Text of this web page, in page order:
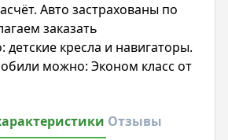
Авто застрахованы по
заказать
детские кресла и навигаторы.
можно: Эконом класс от
Отзывы